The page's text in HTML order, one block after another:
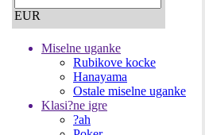
EUR
Miselne uganke
Rubikove kocke
Hanayama
Ostale miselne uganke
Klasi?ne igre
?ah